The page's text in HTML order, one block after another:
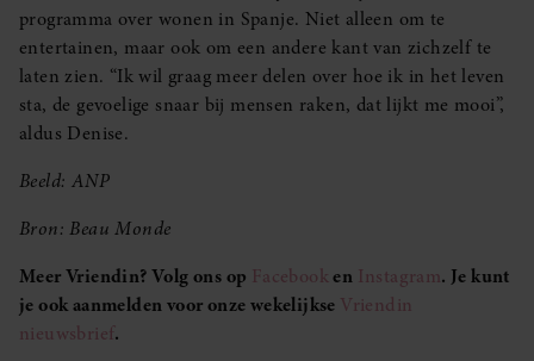
programma over wonen in Spanje. Niet alleen om te
entertainen, maar ook om een andere kant van zichzelf te
laten zien. “Ik wil graag meer delen over hoe ik in het leven
sta, de gevoelige snaar bij mensen raken, dat lijkt me mooi”,
aldus Denise.
Beeld: ANP
Bron: Beau Monde
Meer Vriendin? Volg ons op Facebooken Instagram. Je kunt
je ook aanmelden voor onze wekelijkse Vriendin
nieuwsbrief.